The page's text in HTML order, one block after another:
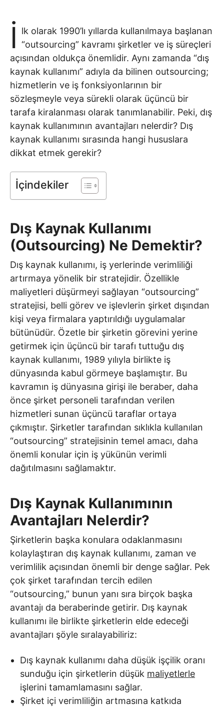
İ
lk olarak 1990’lı yıllarda kullanılmaya başlanan
“outsourcing” kavramı şirketler ve iş süreçleri
açısından oldukça önemlidir. Aynı zamanda “dış
kaynak kullanımı” adıyla da bilinen outsourcing;
hizmetlerin ve iş fonksiyonlarının bir
sözleşmeyle veya sürekli olarak üçüncü bir
tarafa kiralanması olarak tanımlanabilir. Peki, dış
kaynak kullanımının avantajları nelerdir? Dış
kaynak kullanımı sırasında hangi hususlara
dikkat etmek gerekir?
İçindekiler
Dış Kaynak Kullanımı
(Outsourcing) Ne Demektir?
Dış kaynak kullanımı, iş yerlerinde verimliliği
artırmaya yönelik bir stratejidir. Özellikle
maliyetleri düşürmeyi sağlayan “outsourcing”
stratejisi, belli görev ve işlevlerin şirket dışından
kişi veya firmalara yaptırıldığı uygulamalar
bütünüdür. Özetle bir şirketin görevini yerine
getirmek için üçüncü bir tarafı tuttuğu dış
kaynak kullanımı, 1989 yılıyla birlikte iş
dünyasında kabul görmeye başlamıştır. Bu
kavramın iş dünyasına girişi ile beraber, daha
önce şirket personeli tarafından verilen
hizmetleri sunan üçüncü taraflar ortaya
çıkmıştır. Şirketler tarafından sıklıkla kullanılan
“outsourcing” stratejisinin temel amacı, daha
önemli konular için iş yükünün verimli
dağıtılmasını sağlamaktır.
Dış Kaynak Kullanımının
Avantajları Nelerdir?
Şirketlerin başka konulara odaklanmasını
kolaylaştıran dış kaynak kullanımı, zaman ve
verimlilik açısından önemli bir denge sağlar. Pek
çok şirket tarafından tercih edilen
“outsourcing,” bunun yanı sıra birçok başka
avantajı da beraberinde getirir. Dış kaynak
kullanımı ile birlikte şirketlerin elde edeceği
avantajları şöyle sıralayabiliriz:
Dış kaynak kullanımı daha düşük işçilik oranı
sunduğu için şirketlerin düşük maliyetlerle
işlerini tamamlamasını sağlar.
Şirket içi verimliliğin artmasına katkıda